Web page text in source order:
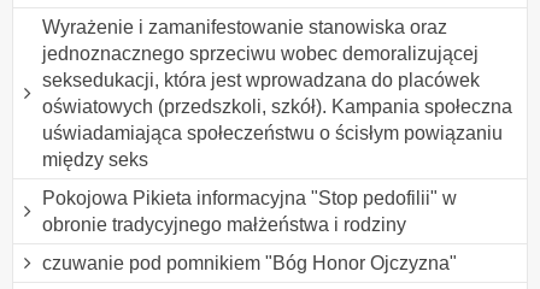
Wyrażenie i zamanifestowanie stanowiska oraz
jednoznacznego sprzeciwu wobec demoralizującej
seksedukacji, która jest wprowadzana do placówek
oświatowych (przedszkoli, szkół). Kampania społeczna
uświadamiająca społeczeństwu o ścisłym powiązaniu
między seks
Pokojowa Pikieta informacyjna "Stop pedofilii" w
obronie tradycyjnego małżeństwa i rodziny
czuwanie pod pomnikiem "Bóg Honor Ojczyzna"